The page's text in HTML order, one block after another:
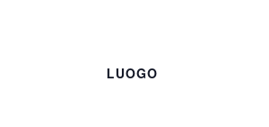
LUOGO